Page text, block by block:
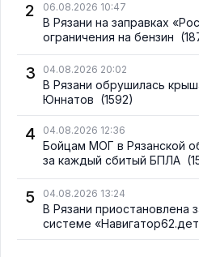
2 06.08.2026 10:47
В Рязани на заправках
ограничения на бензин
3 04.08.2026 20:02
В Рязани обрушилась
Юннатов (1592)
4 04.08.2026 12:36
Бойцам МОГ в Рязанской
за каждый сбитый БПЛА
5 04.08.2026 13:24
В Рязани приостановлена
системе